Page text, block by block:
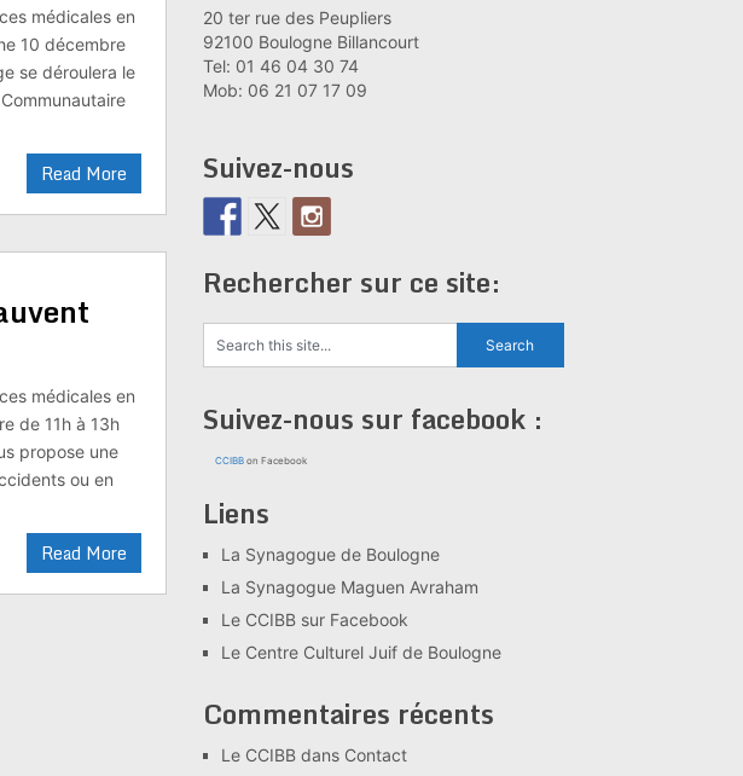
médicales en
10 décembre
se déroulera le
Read More
médicales en
de 11h à 13h
propose une
ou en
Read More
20 ter rue des Peupliers
92100 Boulogne Billancourt
Tel: 01 46 04 30 74
Mob: 06 21 07 17 09
Suivez-nous
Rechercher sur ce site:
Suivez-nous sur facebook :
CCIBB on Facebook
Liens
La Synagogue de Boulogne
La Synagogue Maguen Avraham
Le CCIBB sur Facebook
Le Centre Culturel Juif de Boulogne
Commentaires récents
Le CCIBB dans Contact